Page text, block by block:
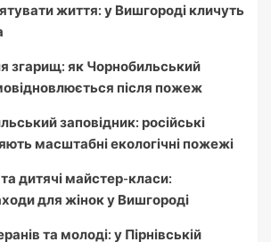
життя: у Вишгороді кличуть
згарищ: як Чорнобильський
після пожеж
заповідник: російські
масштабні екологічні пожежі
дитячі майстер-класи:
для жінок у Вишгороді
та молоді: у Пірнівській